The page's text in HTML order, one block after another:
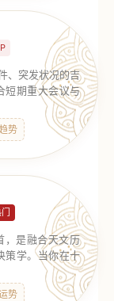
、突发状况的吉
短期重大会议与
势
，是融合天文历
策学。当你在十
势